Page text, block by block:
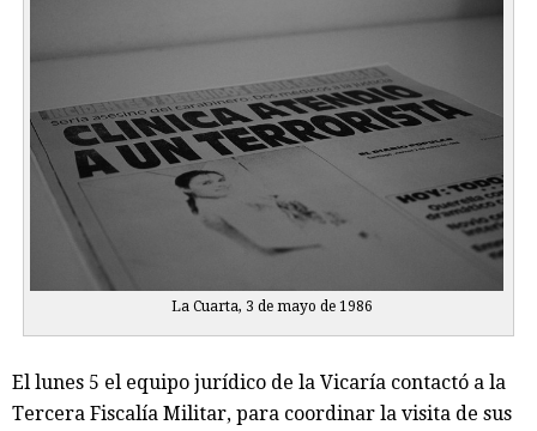
La Cuarta, 3 de mayo de 1986
El lunes 5 el equipo jurídico de la Vicaría contactó a la
Tercera Fiscalía Militar, para coordinar la visita de sus